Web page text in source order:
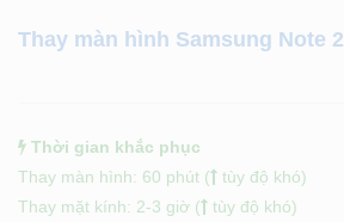
Thay màn hình Samsung Note 2
Thời gian khắc phục
Thay màn hình: 60 phút (
tùy độ khó)
Thay mặt kính: 2-3 giờ (
tùy độ khó)